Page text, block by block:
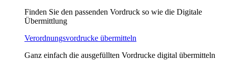
Finden Sie den passenden Vordruck so wie die Digitale
Übermittlung
Verordnungsvordrucke übermitteln
Ganz einfach die ausgefüllten Vordrucke digital übermitteln